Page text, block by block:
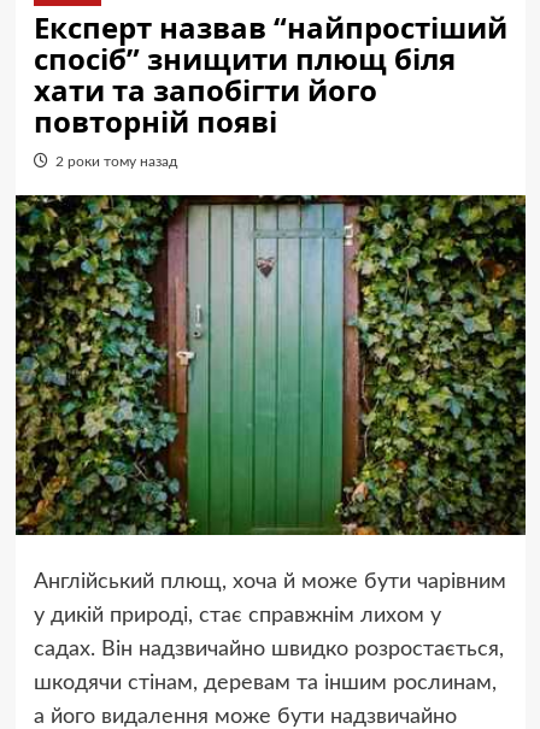
Експерт назвав “найпростіший
спосіб” знищити плющ біля
хати та запобігти його
повторній появі
2 роки тому назад
Англійський плющ, хоча й може бути чарівним
у дикій природі, стає справжнім лихом у
садах. Він надзвичайно швидко розростається,
шкодячи стінам, деревам та іншим рослинам,
а його видалення може бути надзвичайно